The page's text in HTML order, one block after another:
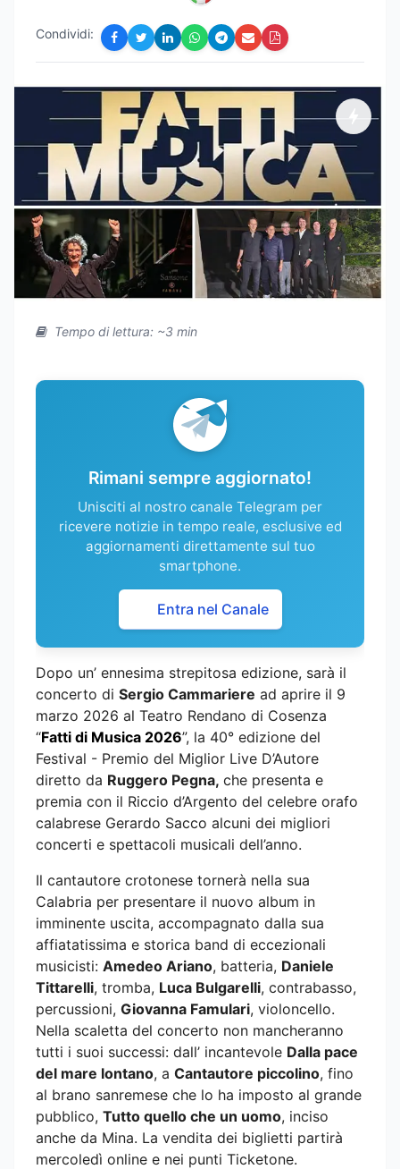
Condividi:
Tempo di lettura: ~3 min
Rimani sempre aggiornato!
Unisciti al nostro canale Telegram per
ricevere notizie in tempo reale, esclusive ed
aggiornamenti direttamente sul tuo
smartphone.
Entra nel Canale
Dopo un’ ennesima strepitosa edizione, sarà il
concerto di Sergio Cammariere ad aprire il 9
marzo 2026 al Teatro Rendano di Cosenza
“Fatti di Musica 2026”, la 40° edizione del
Festival - Premio del Miglior Live D’Autore
diretto da Ruggero Pegna, che presenta e
premia con il Riccio d’Argento del celebre orafo
calabrese Gerardo Sacco alcuni dei migliori
concerti e spettacoli musicali dell’anno.
Il cantautore crotonese tornerà nella sua
Calabria per presentare il nuovo album in
imminente uscita, accompagnato dalla sua
affiatatissima e storica band di eccezionali
musicisti: Amedeo Ariano, batteria, Daniele
Tittarelli, tromba, Luca Bulgarelli, contrabasso,
percussioni, Giovanna Famulari, violoncello.
Nella scaletta del concerto non mancheranno
tutti i suoi successi: dall’ incantevole Dalla pace
del mare lontano, a Cantautore piccolino, fino
al brano sanremese che lo ha imposto al grande
pubblico, Tutto quello che un uomo, inciso
anche da Mina. La vendita dei biglietti partirà
mercoledì online e nei punti Ticketone.